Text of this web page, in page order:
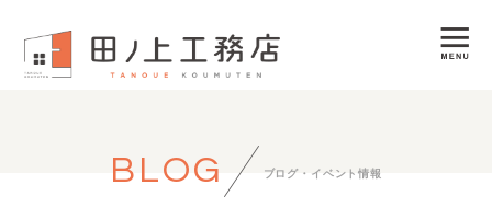
BLOG ブログ・イベント情報